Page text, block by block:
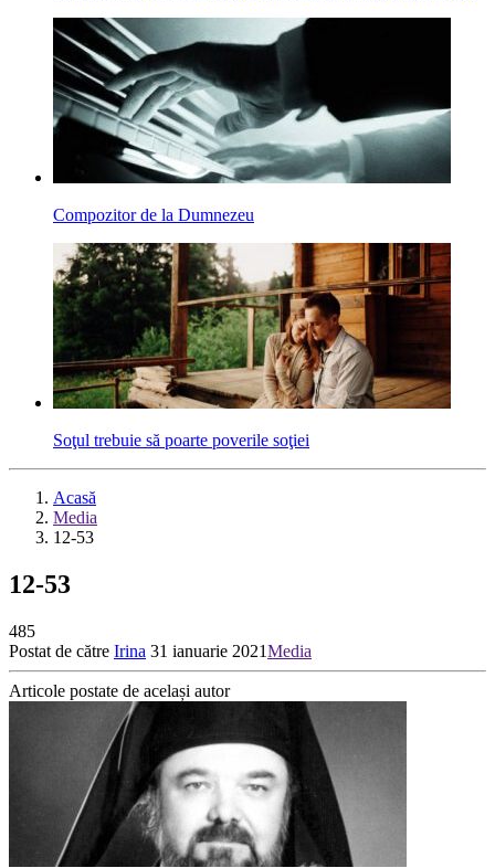
Compozitor de la Dumnezeu
Soţul trebuie să poarte poverile soţiei
Acasă
Media
12-53
12-53
485
Postat de către Irina 31 ianuarie 2021Media
Articole postate de același autor